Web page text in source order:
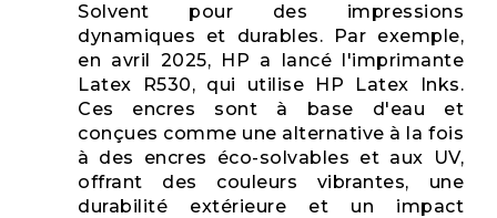
Solvent pour des impressions
dynamiques et durables. Par exemple,
en avril 2025, HP a lancé l'imprimante
Latex R530, qui utilise HP Latex Inks.
Ces encres sont à base d'eau et
conçues comme une alternative à la fois
à des encres éco-solvables et aux UV,
offrant des couleurs vibrantes, une
durabilité extérieure et un impact